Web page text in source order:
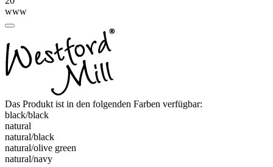
www
Das Produkt ist in den folgenden Farben verfügbar:
black/​black
natural
natural/​black
natural/​olive green
natural/​navy